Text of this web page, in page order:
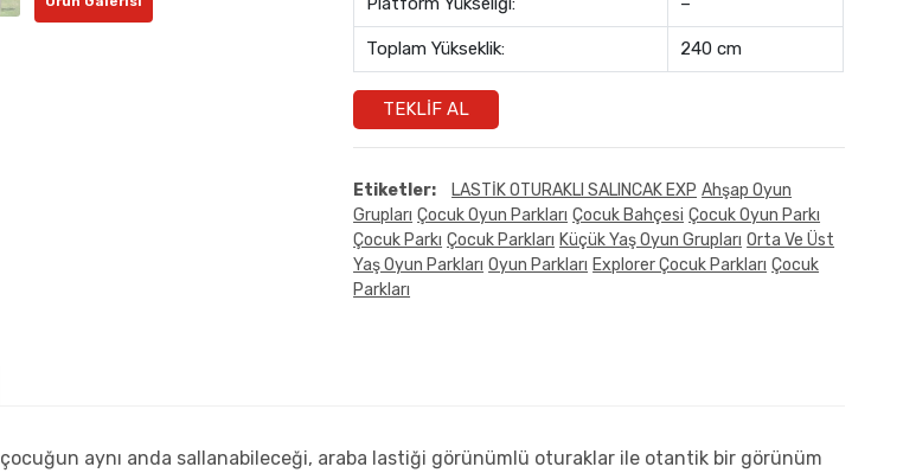
Toplam Yükseklik: 240 cm
TEKLIF AL
Etiketler: LASTİK OTURAKLI SALINCAK EXP Ahşap Oyun
Grupları Çocuk Oyun Parkları Çocuk Bahçesi Çocuk Oyun Parkı
Çocuk Parkı Çocuk Parkları Küçük Yaş Oyun Grupları Orta Ve Üst
Yaş Oyun Parkları Oyun Parkları Explorer Çocuk Parkları Çocuk
Parkları
çocuğun aynı anda sallanabileceği, araba lastiği görünümlü oturaklar ile otantik bir görünüm